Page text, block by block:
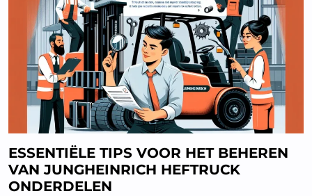
ESSENTIËLE TIPS VOOR HET BEHEREN
VAN JUNGHEINRICH HEFTRUCK
ONDERDELEN